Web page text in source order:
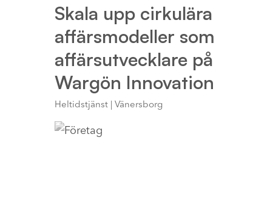
Skala upp cirkulära
affärsmodeller som
affärsutvecklare på
Wargön Innovation
Heltidstjänst | Vänersborg